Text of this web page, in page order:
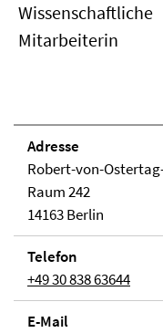
Wissenschaftliche
Mitarbeiterin
Adresse
Robert-von-
Raum 242
14163 Berlin
Telefon
+49 30 838 63644
E-Mail